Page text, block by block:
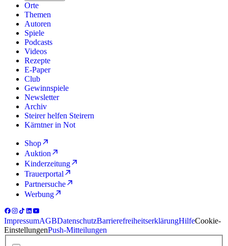
Orte
Themen
Autoren
Spiele
Podcasts
Videos
Rezepte
E-Paper
Club
Gewinnspiele
Newsletter
Archiv
Steirer helfen Steirern
Kärntner in Not
Shop
Auktion
Kinderzeitung
Trauerportal
Partnersuche
Werbung
ImpressumAGBDatenschutzBarrierefreiheitserklärungHilfeCookie-
EinstellungenPush-Mitteilungen